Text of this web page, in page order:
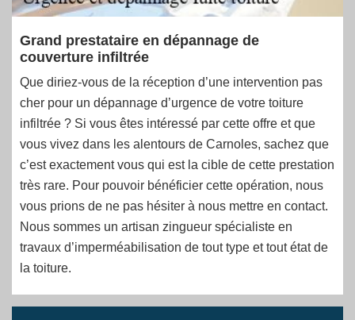
Grand prestataire en dépannage de
couverture infiltrée
Que diriez-vous de la réception d’une intervention pas
cher pour un dépannage d’urgence de votre toiture
infiltrée ? Si vous êtes intéressé par cette offre et que
vous vivez dans les alentours de Carnoles, sachez que
c’est exactement vous qui est la cible de cette prestation
très rare. Pour pouvoir bénéficier cette opération, nous
vous prions de ne pas hésiter à nous mettre en contact.
Nous sommes un artisan zingueur spécialiste en
travaux d’imperméabilisation de tout type et tout état de
la toiture.